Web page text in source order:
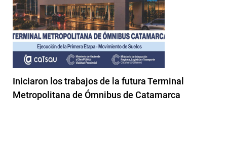
Iniciaron los trabajos de la futura Terminal
Metropolitana de Ómnibus de Catamarca